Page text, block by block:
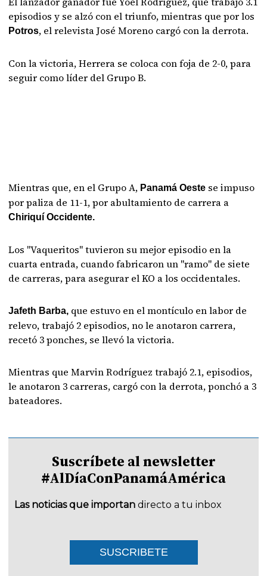
episodios y se alzó con el triunfo, mientras que por los
Potros, el relevista José Moreno cargó con la derrota.
Con la victoria, Herrera se coloca con foja de 2-0, para
seguir como líder del Grupo B.
Mientras que, en el Grupo A, Panamá Oeste se impuso
por paliza de 11-1, por abultamiento de carrera a
Chiriquí Occidente.
Los "Vaqueritos" tuvieron su mejor episodio en la
cuarta entrada, cuando fabricaron un "ramo" de siete
de carreras, para asegurar el KO a los occidentales.
Jafeth Barba, que estuvo en el montículo en labor de
relevo, trabajó 2 episodios, no le anotaron carrera,
recetó 3 ponches, se llevó la victoria.
Mientras que Marvin Rodríguez trabajó 2.1, episodios,
le anotaron 3 carreras, cargó con la derrota, ponchó a 3
bateadores.
Suscríbete al newsletter
#AlDíaConPanamáAmérica
Las noticias que importan directo a tu inbox
SUSCRIBETE